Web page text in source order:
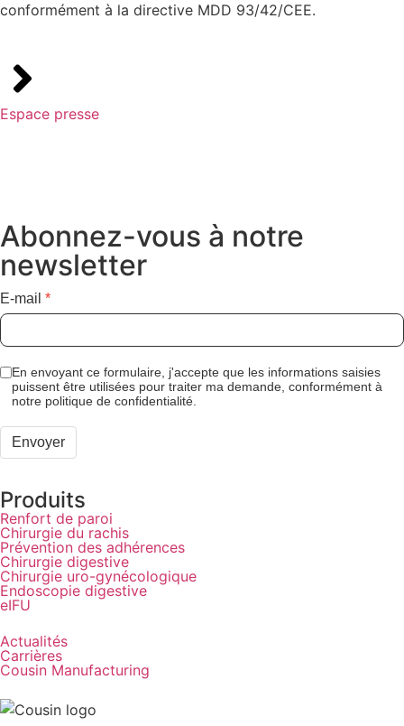
conformément à la directive MDD 93/42/CEE.
Espace presse
Abonnez-vous à notre
newsletter
E-mail
En envoyant ce formulaire, j'accepte que les informations saisies
puissent être utilisées pour traiter ma demande, conformément à
notre politique de confidentialité.
Envoyer
Produits
Renfort de paroi
Chirurgie du rachis
Prévention des adhérences
Chirurgie digestive
Chirurgie uro-gynécologique
Endoscopie digestive
eIFU
Actualités
Carrières
Cousin Manufacturing